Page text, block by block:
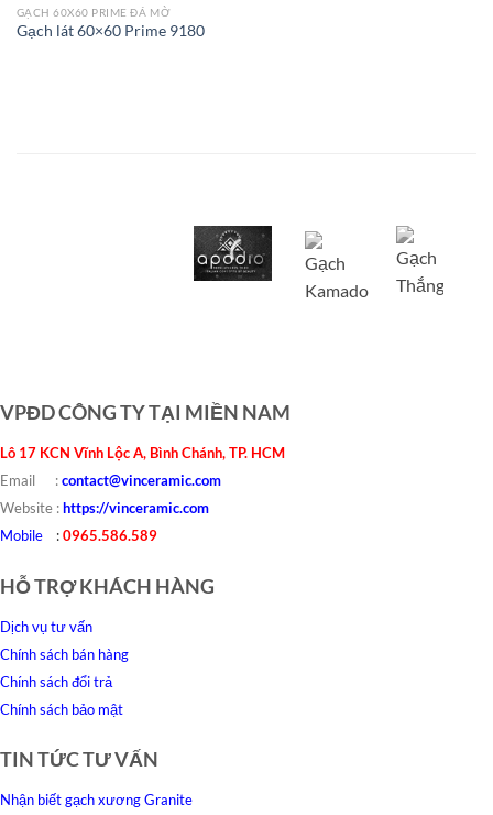
GẠCH 60X60 PRIME ĐÁ MỜ
Gạch lát 60×60 Prime 9180
VPĐD CÔNG TY TẠI MIỀN NAM
Lô 17 KCN Vĩnh Lộc A, Bình Chánh, TP. HCM
Email :contact@vinceramic.com
Website :https://vinceramic.com
Mobile :0965.586.589
HỖ TRỢ KHÁCH HÀNG
Dịch vụ tư vấn
Chính sách bán hàng
Chính sách đổi trả
Chính sách bảo mật
TIN TỨC TƯ VẤN
Nhận biết gạch xương Granite